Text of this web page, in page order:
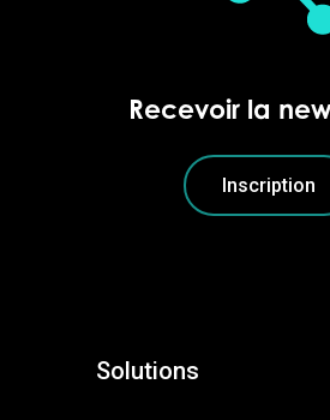
Recevoir la
Inscription
Solutions